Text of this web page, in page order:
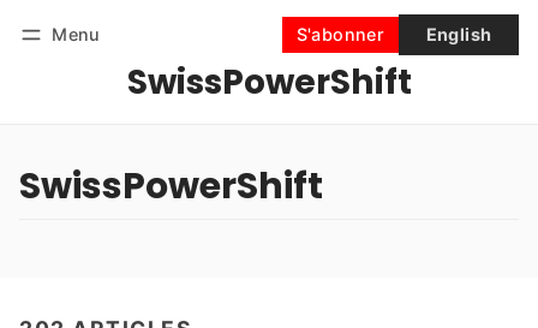
Menu
SwissPowerShift
S'abonner English
Se connecter S'abonner
SwissPowerShift